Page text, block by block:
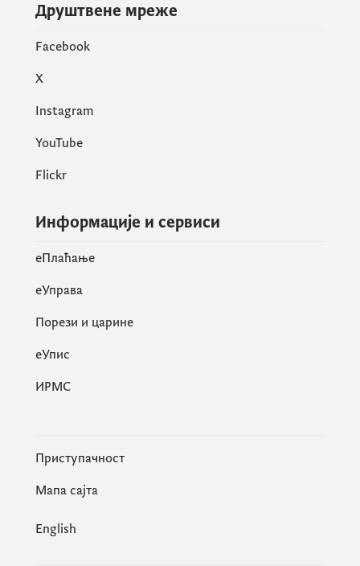
Друштвене мреже
Facebook
X
Instagram
YouTube
Flickr
Информације и сервиси
eПлаћање
еУправа
Порези и царине
eУпис
ИРМС
Приступачност
Мапа сајта
English